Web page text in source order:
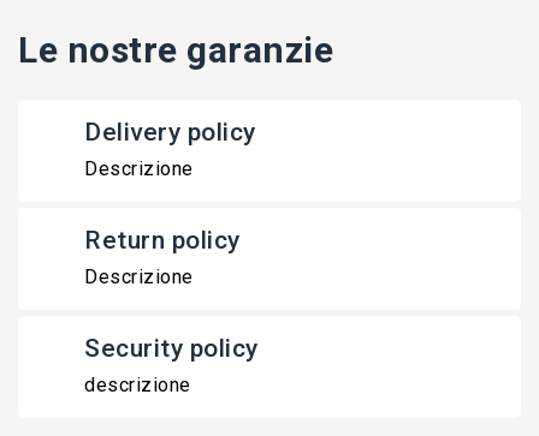
Le nostre garanzie
Delivery policy
Descrizione
Return policy
Descrizione
Security policy
descrizione